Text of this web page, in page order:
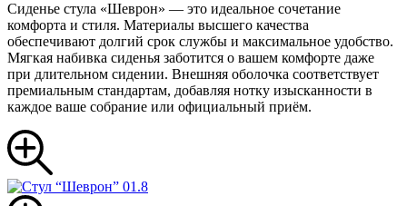
Сиденье стула «Шеврон» — это идеальное сочетание
комфорта и стиля. Материалы высшего качества
обеспечивают долгий срок службы и максимальное удобство.
Мягкая набивка сиденья заботится о вашем комфорте даже
при длительном сидении. Внешняя оболочка соответствует
премиальным стандартам, добавляя нотку изысканности в
каждое ваше собрание или официальный приём.